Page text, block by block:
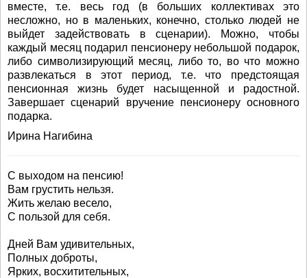
вместе, т.е. весь год (в больших коллективах это
несложно, но в маленьких, конечно, столько людей не
выйдет задействовать в сценарии). Можно, чтобы
каждый месяц подарил пенсионеру небольшой подарок,
либо символизирующий месяц, либо то, во что можно
развлекаться в этот период, т.е. что предстоящая
пенсионная жизнь будет насыщенной и радостной.
Завершает сценарий вручение пенсионеру основного
подарка.
Ирина Нагибина
С выходом на пенсию!
Вам грустить нельзя.
Жить желаю весело,
С пользой для себя.
Дней Вам удивительных,
Полных доброты,
Ярких, восхитительных,